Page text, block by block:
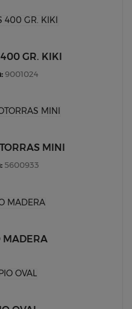
GR. KIKI
9001024
MINI
5600933
MADERA